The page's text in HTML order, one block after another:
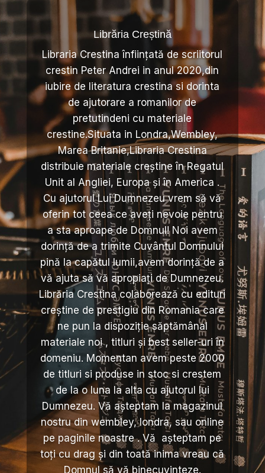
Librăria Creștină
Libraria Crestina înființată de scriitorul
crestin Peter Andrei in anul 2020,din
iubire de literatura crestina si dorinta
de ajutorare a romanilor de
pretutindeni cu materiale
crestine.Situata in Londra,Wembley,
Marea Britanie,Libraria Crestina
distribuie materiale creștine în Regatul
Unit al Angliei, Europa și în America .
Cu ajutorul Lui Dumnezeu vrem să vă
oferin tot ceea ce aveți nevoie pentru
a sta aproape de Domnul! Noi avem
dorință de a trimite Cuvântul Domnului
pină la capătul lumii,avem dorință de a
vă ajuta să vă apropiați de Dumnezeu.
Librăria Crestina colaborează cu edituri
creștine de prestigiu din Romania care
ne pun la dispoziție săptămânal
materiale noi , titluri și best seller-uri în
domeniu. Momentan avem peste 2000
de titluri si produse in stoc si crestem
de la o luna la alta cu ajutorul lui
Dumnezeu. Vă așteptam la magazinul
nostru din wembley, londra, sau online
pe paginile noastre . Vă așteptam pe
toți cu drag și din toată inima vreau că
Domnul să vă binecuvinteze.